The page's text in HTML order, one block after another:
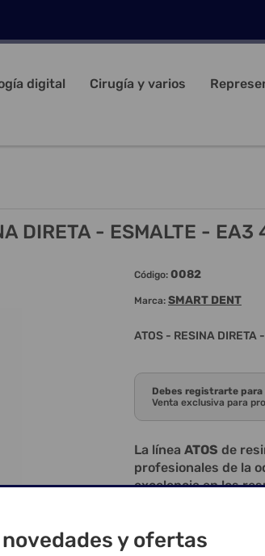
digital Cirugía y varios
DIRETA - ESMALTE - EA3
Código: 0082
Marca: SMART DENT
ATOS - RESINA DIRETA
Debes registrarte
Venta exclusiva para
La línea ATOS de
profesionales de la
excelencia en los
fidelidad la
Inspirada en la guía
y ofertas